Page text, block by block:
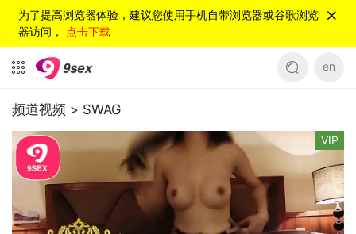
为了提高浏览器体验，建议您使用手机自带浏览器或谷歌浏览
器访问， 点击下载
en
频道视频 > SWAG
VIP